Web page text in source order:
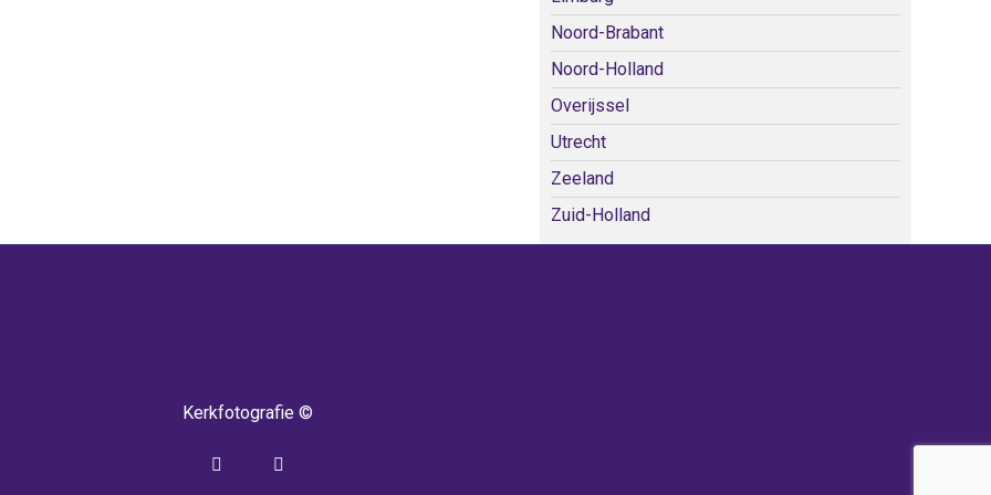
Noord-Brabant
Noord-Holland
Overijssel
Utrecht
Zeeland
Zuid-Holland
Kerkfotografie ©